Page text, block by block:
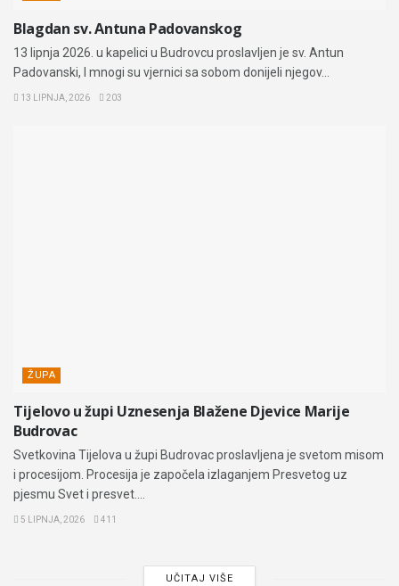
Blagdan sv. Antuna Padovanskog
13 lipnja 2026. u kapelici u Budrovcu proslavljen je sv. Antun
Padovanski, I mnogi su vjernici sa sobom donijeli njegov...
13 LIPNJA, 2026 203
ŽUPA
Tijelovo u župi Uznesenja Blažene Djevice Marije
Budrovac
Svetkovina Tijelova u župi Budrovac proslavljena je svetom misom
i procesijom. Procesija je započela izlaganjem Presvetog uz
pjesmu Svet i presvet....
5 LIPNJA, 2026 411
UČITAJ VIŠE